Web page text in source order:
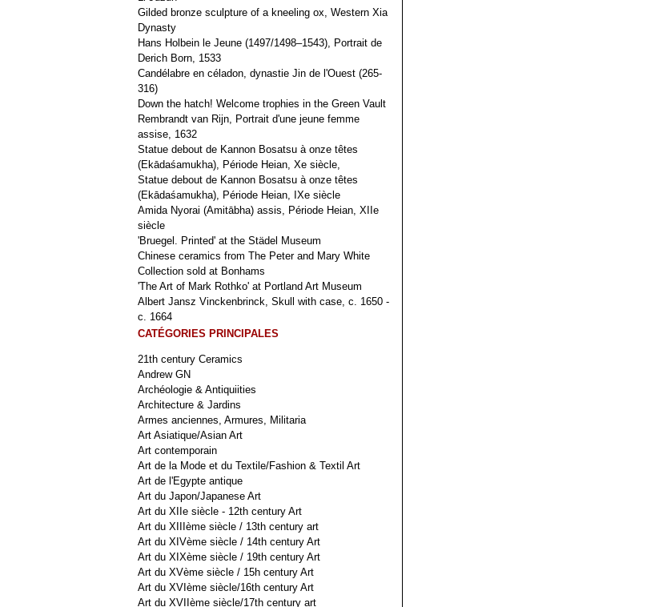
Gilded bronze sculpture of a kneeling ox, Western Xia
Dynasty
Hans Holbein le Jeune (1497/1498–1543), Portrait de
Derich Born, 1533
Candélabre en céladon, dynastie Jin de l'Ouest (265-
316)
Down the hatch! Welcome trophies in the Green Vault
Rembrandt van Rijn, Portrait d'une jeune femme
assise, 1632
Statue debout de Kannon Bosatsu à onze têtes
(Ekādaśamukha), Période Heian, Xe siècle,
Statue debout de Kannon Bosatsu à onze têtes
(Ekādaśamukha), Période Heian, IXe siècle
Amida Nyorai (Amitābha) assis, Période Heian, XIIe
siècle
'Bruegel. Printed' at the Städel Museum
Chinese ceramics from The Peter and Mary White
Collection sold at Bonhams
'The Art of Mark Rothko' at Portland Art Museum
Albert Jansz Vinckenbrinck, Skull with case, c. 1650 -
c. 1664
CATÉGORIES PRINCIPALES
21th century Ceramics
Andrew GN
Archéologie & Antiquiities
Architecture & Jardins
Armes anciennes, Armures, Militaria
Art Asiatique/Asian Art
Art contemporain
Art de la Mode et du Textile/Fashion & Textil Art
Art de l'Egypte antique
Art du Japon/Japanese Art
Art du XIIe siècle - 12th century Art
Art du XIIIème siècle / 13th century art
Art du XIVème siècle / 14th century Art
Art du XIXème siècle / 19th century Art
Art du XVème siècle / 15h century Art
Art du XVIème siècle/16th century Art
Art du XVIIème siècle/17th century art